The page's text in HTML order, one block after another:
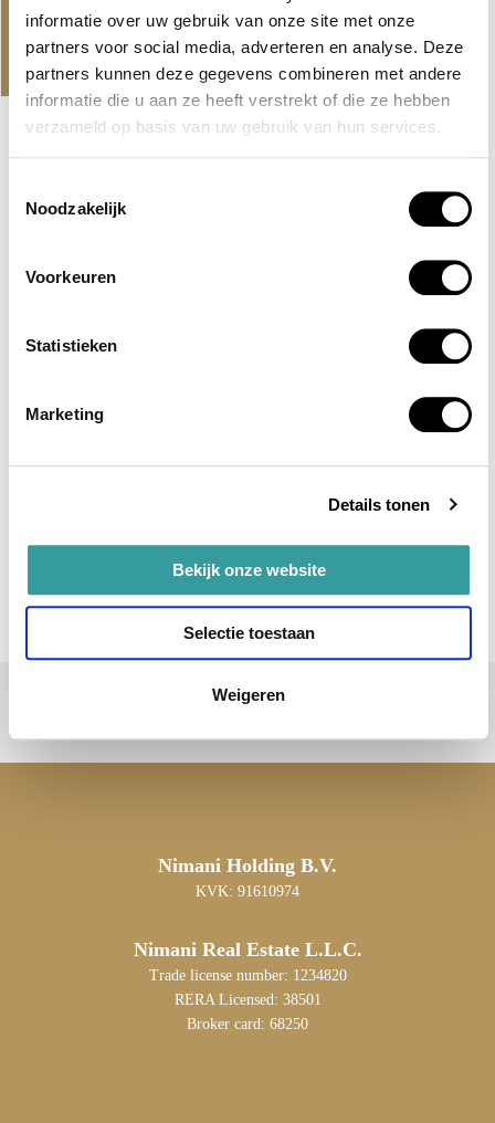
informatie over uw gebruik van onze site met onze
partners voor social media, adverteren en analyse. Deze
partners kunnen deze gegevens combineren met andere
informatie die u aan ze heeft verstrekt of die ze hebben
verzameld op basis van uw gebruik van hun services.
Noodzakelijk
Voorkeuren
Statistieken
Marketing
Details tonen
Bekijk onze website
Selectie toestaan
Weigeren
PROJECTEN
ONS AANBOD EN NIEUWSTE
PROJECTEN
BASHAYER RESIDENCES
Dhabi met appartementen met zeezicht op het...
AED 2,500,000 Lees verder
Nimani Holding B.V.
KVK: 91610974
Nimani Real Estate L.L.C.
Trade license number: 1234820
RERA Licensed: 38501
Broker card: 68250